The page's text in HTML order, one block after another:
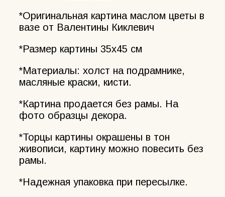
составляла
2900,00 ₽.
2700,00 ₽.
*Оригинальная картина маслом цветы в
вазе от Валентины Киклевич
*Размер картины 35х45 см
*Материалы: холст на подрамнике,
масляные краски, кисти.
*Картина продается без рамы. На
фото образцы декора.
*Торцы картины окрашены в тон
живописи, картину можно повесить без
рамы.
*Надежная упаковка при пересылке.